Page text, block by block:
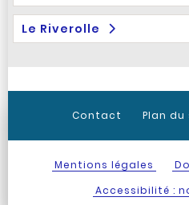
Le Riverolle
Contact Plan du
Mentions légales
Accessibilité :